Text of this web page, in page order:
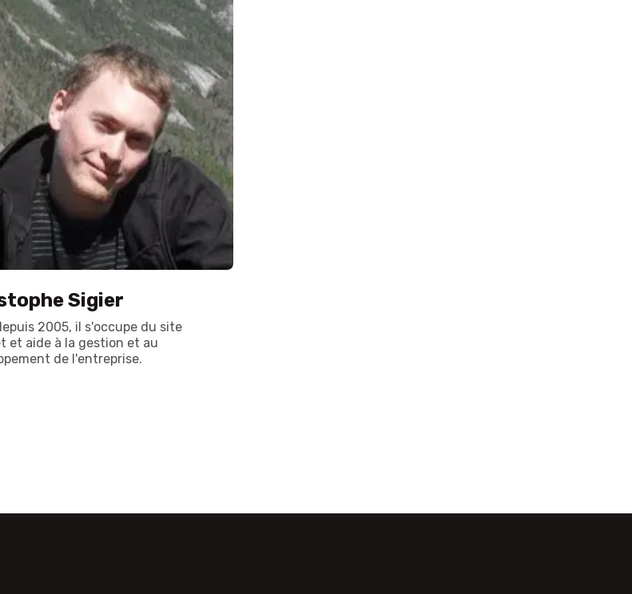
Sigier
2005, il s'occupe du site
et aide à la gestion et au
de l'entreprise.